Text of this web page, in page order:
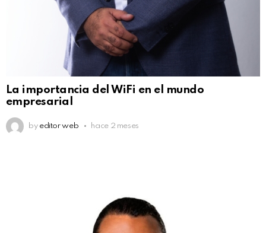
La importancia del WiFi en el mundo
empresarial
by editor web hace 2 meses